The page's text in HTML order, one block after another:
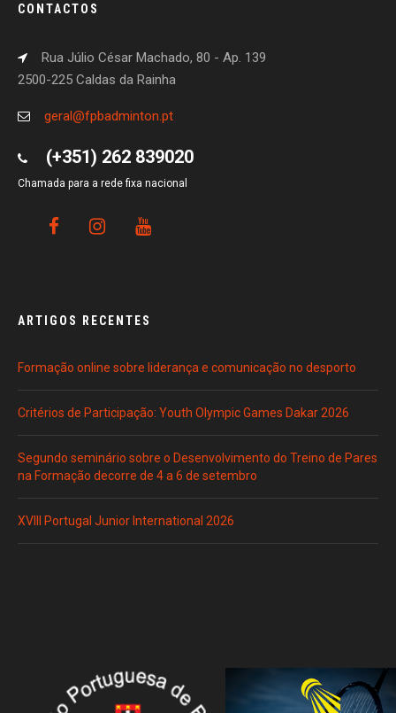
CONTACTOS
Rua Júlio César Machado, 80 - Ap. 139
2500-225 Caldas da Rainha
geral@fpbadminton.pt
(+351) 262 839020
Chamada para a rede fixa nacional
ARTIGOS RECENTES
Formação online sobre liderança e comunicação no desporto
Critérios de Participação: Youth Olympic Games Dakar 2026
Segundo seminário sobre o Desenvolvimento do Treino de Pares
na Formação decorre de 4 a 6 de setembro
XVIII Portugal Junior International 2026